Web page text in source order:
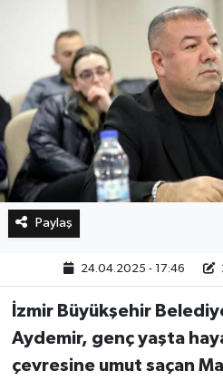
Paylaş
24.04.2025 - 17:46
İzmir Büyükşehir
Aydemir, genç yaşta
çevresine umut saçan
Bilim, Teknoloji